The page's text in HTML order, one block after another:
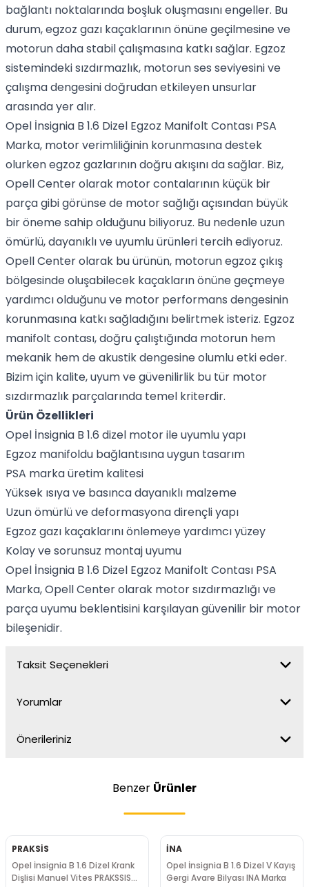
bağlantı noktalarında boşluk oluşmasını engeller. Bu
durum, egzoz gazı kaçaklarının önüne geçilmesine ve
motorun daha stabil çalışmasına katkı sağlar. Egzoz
sistemindeki sızdırmazlık, motorun ses seviyesini ve
çalışma dengesini doğrudan etkileyen unsurlar
arasında yer alır.
Opel İnsignia B 1.6 Dizel Egzoz Manifolt Contası PSA
Marka, motor verimliliğinin korunmasına destek
olurken egzoz gazlarının doğru akışını da sağlar. Biz,
Opell Center olarak motor contalarının küçük bir
parça gibi görünse de motor sağlığı açısından büyük
bir öneme sahip olduğunu biliyoruz. Bu nedenle uzun
ömürlü, dayanıklı ve uyumlu ürünleri tercih ediyoruz.
Opell Center olarak bu ürünün, motorun egzoz çıkış
bölgesinde oluşabilecek kaçakların önüne geçmeye
yardımcı olduğunu ve motor performans dengesinin
korunmasına katkı sağladığını belirtmek isteriz. Egzoz
manifolt contası, doğru çalıştığında motorun hem
mekanik hem de akustik dengesine olumlu etki eder.
Bizim için kalite, uyum ve güvenilirlik bu tür motor
sızdırmazlık parçalarında temel kriterdir.
Ürün Özellikleri
Opel İnsignia B 1.6 dizel motor ile uyumlu yapı
Egzoz manifoldu bağlantısına uygun tasarım
PSA marka üretim kalitesi
Yüksek ısıya ve basınca dayanıklı malzeme
Uzun ömürlü ve deformasyona dirençli yapı
Egzoz gazı kaçaklarını önlemeye yardımcı yüzey
Kolay ve sorunsuz montaj uyumu
Opel İnsignia B 1.6 Dizel Egzoz Manifolt Contası PSA
Marka, Opell Center olarak motor sızdırmazlığı ve
parça uyumu beklentisini karşılayan güvenilir bir motor
bileşenidir.
Taksit Seçenekleri
Yorumlar
Önerileriniz
Benzer Ürünler
PRAKSİS
Opel İnsignia B 1.6 Dizel Krank
Dişlisi Manuel Vites PRAKSSIS
İNA
Opel İnsignia B 1.6 Dizel V Kayış
Gergi Avare Bilyası INA Marka